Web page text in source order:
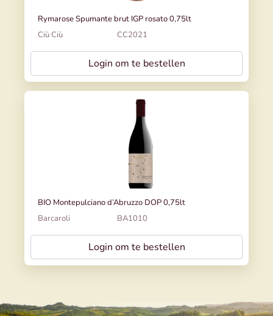
Rymarose Spumante brut IGP rosato 0,75lt
Ciù Ciù
CC2021
Login om te bestellen
BIO Montepulciano d’Abruzzo DOP 0,75lt
Barcaroli
BA1010
Login om te bestellen